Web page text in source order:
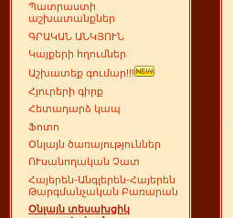
Պատրաստի
աշխատանքներ
ԳՐԱԿԱՆ ԱՆԿՅՈՒՆ
Կայքերի հղումներ
Աշխատեք գումար!!!
Հյուրերի գիրք
Հետադարձ կապ
Ֆոտո
Օնլայն ծառայություններ
ՈՒսանողական Չատ
Հայերեն-Անգլերեն-Հայերեն
Թարգմանչական Բառարան
Օնլայն տեսախցիկ